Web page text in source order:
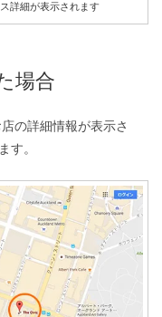
詳細が表示されます
場合
の詳細情報が表示さ
す。